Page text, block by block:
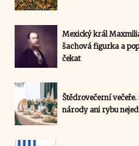
Mexický král
šachová figurka a
čekat
Štědrovečerní
národy ani rybu